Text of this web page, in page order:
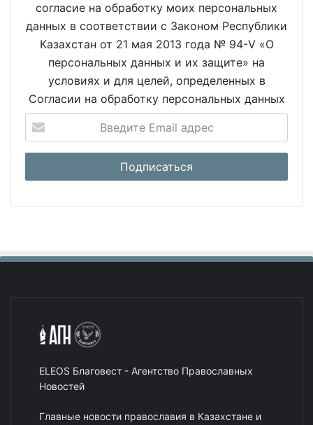
согласие на обработку моих персональных
данных в соответствии с Законом Республики
Казахстан от 21 мая 2013 года № 94-V «О
персональных данных и их защите» на
условиях и для целей, определенных в
Согласии на обработку персональных данных
ELEOS Благовест - Агентство Православных
Новостей
Главные новости православия в Казахстане и